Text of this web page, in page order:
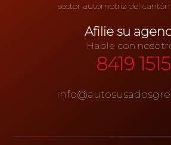
sector automotriz del cantón
Afilie su
Hable con
8419 1515